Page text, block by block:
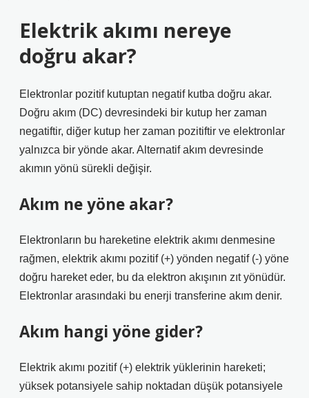
Elektrik akımı nereye
doğru akar?
Elektronlar pozitif kutuptan negatif kutba doğru akar.
Doğru akım (DC) devresindeki bir kutup her zaman
negatiftir, diğer kutup her zaman pozitiftir ve elektronlar
yalnızca bir yönde akar. Alternatif akım devresinde
akımın yönü sürekli değişir.
Akım ne yöne akar?
Elektronların bu hareketine elektrik akımı denmesine
rağmen, elektrik akımı pozitif (+) yönden negatif (-) yöne
doğru hareket eder, bu da elektron akışının zıt yönüdür.
Elektronlar arasındaki bu enerji transferine akım denir.
Akım hangi yöne gider?
Elektrik akımı pozitif (+) elektrik yüklerinin hareketi;
yüksek potansiyele sahip noktadan düşük potansiyele